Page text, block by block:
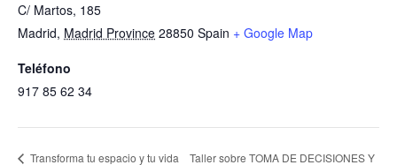
C/ Martos, 185
Madrid, Madrid Province 28850 Spain + Google Map
Teléfono
917 85 62 34
Transforma tu espacio y tu vida Taller sobre TOMA DE DECISIONES Y